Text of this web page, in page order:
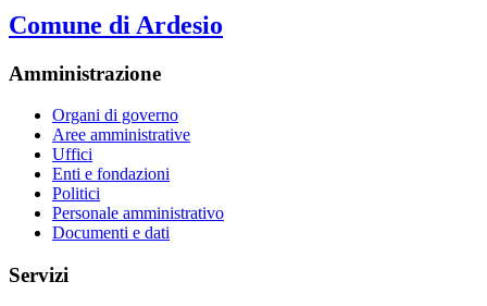
Comune di Ardesio
Amministrazione
Organi di governo
Aree amministrative
Uffici
Enti e fondazioni
Politici
Personale amministrativo
Documenti e dati
Servizi